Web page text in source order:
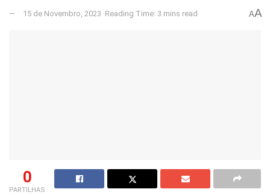
15 de Novembro, 2023 Reading Time: 3 mins read AA
0
PARTILHAS